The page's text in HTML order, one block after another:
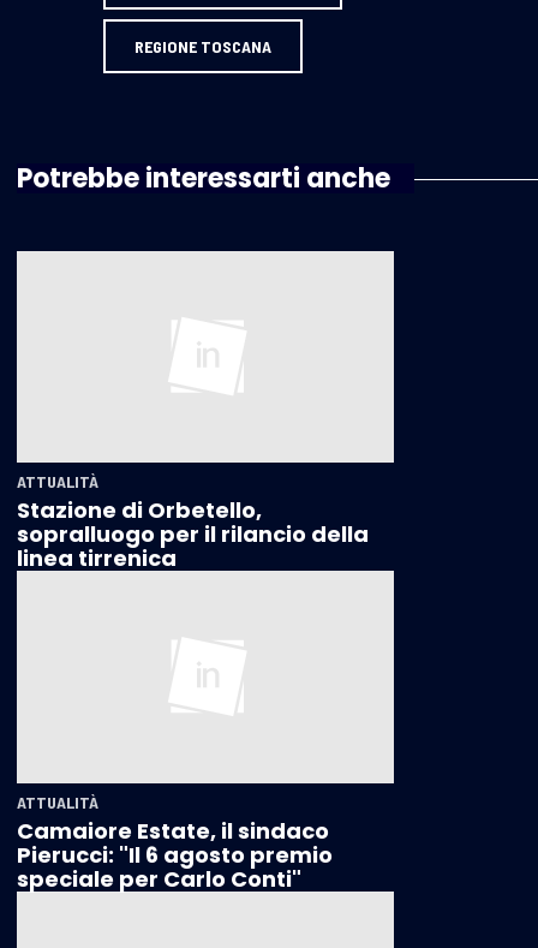
REGIONE TOSCANA
Potrebbe interessarti anche
ATTUALITÀ
Stazione di Orbetello,
sopralluogo per il rilancio della
linea tirrenica
ATTUALITÀ
Camaiore Estate, il sindaco
Pierucci: "Il 6 agosto premio
speciale per Carlo Conti"